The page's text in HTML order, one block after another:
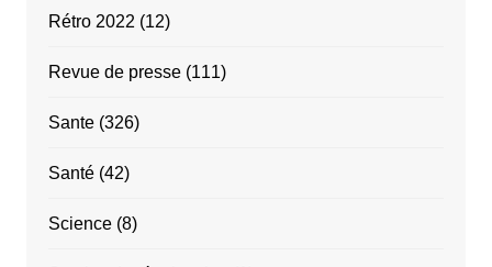
Rétro 2022 (12)
Revue de presse(111)
Sante(326)
Santé(42)
Science(8)